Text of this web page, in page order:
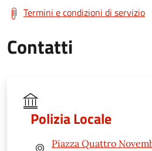
Termini e condizioni di servizio
Contatti
Polizia Locale
Piazza Quattro